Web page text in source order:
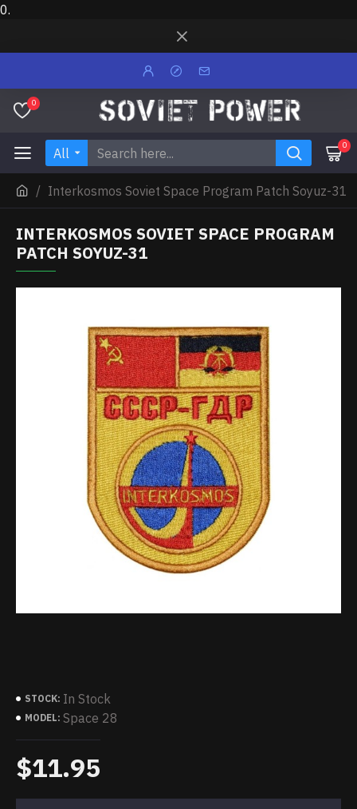
0.
0
All 0
Interkosmos Soviet Space Program Patch Soyuz-31
INTERKOSMOS SOVIET SPACE PROGRAM
PATCH SOYUZ-31
STOCK: In Stock
MODEL: Space 28
$11.95